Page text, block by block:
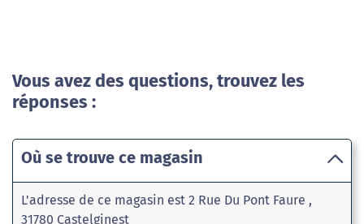
Vous avez des questions, trouvez les
réponses :
Où se trouve ce magasin
L'adresse de ce magasin est 2 Rue Du Pont Faure ,
31780 Castelginest